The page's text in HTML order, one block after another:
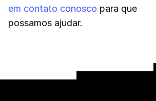
em contato conosco para que
possamos ajudar.